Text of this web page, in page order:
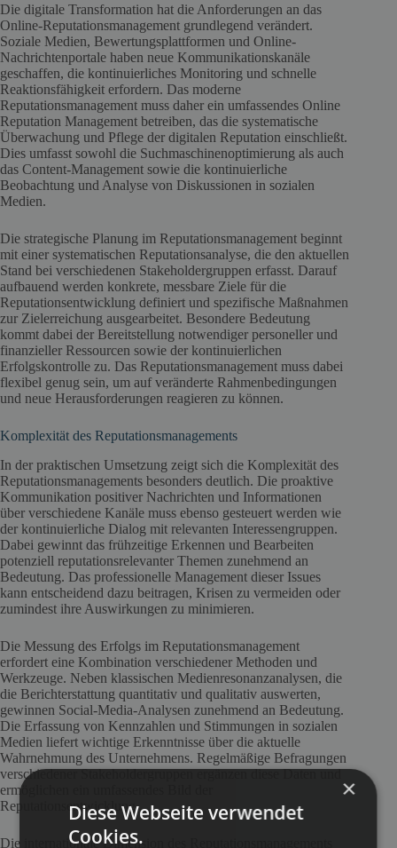
Die digitale Transformation hat die Anforderungen an das
Online-Reputationsmanagement grundlegend verändert.
Soziale Medien, Bewertungsplattformen und Online-
Nachrichtenportale haben neue Kommunikationskanäle
geschaffen, die kontinuierliches Monitoring und schnelle
Reaktionsfähigkeit erfordern. Das moderne
Reputationsmanagement muss daher ein umfassendes Online
Reputation Management betreiben, das die systematische
Überwachung und Pflege der digitalen Reputation einschließt.
Dies umfasst sowohl die Suchmaschinenoptimierung als auch
das Content-Management sowie die kontinuierliche
Beobachtung und Analyse von Diskussionen in sozialen
Medien.
Die strategische Planung im Reputationsmanagement beginnt
mit einer systematischen Reputationsanalyse, die den aktuellen
Stand bei verschiedenen Stakeholdergruppen erfasst. Darauf
aufbauend werden konkrete, messbare Ziele für die
Reputationsentwicklung definiert und spezifische Maßnahmen
zur Zielerreichung ausgearbeitet. Besondere Bedeutung
kommt dabei der Bereitstellung notwendiger personeller und
finanzieller Ressourcen sowie der kontinuierlichen
Erfolgskontrolle zu. Das Reputationsmanagement muss dabei
flexibel genug sein, um auf veränderte Rahmenbedingungen
und neue Herausforderungen reagieren zu können.
Komplexität des Reputationsmanagements
In der praktischen Umsetzung zeigt sich die Komplexität des
Reputationsmanagements besonders deutlich. Die proaktive
Kommunikation positiver Nachrichten und Informationen
über verschiedene Kanäle muss ebenso gesteuert werden wie
der kontinuierliche Dialog mit relevanten Interessengruppen.
Dabei gewinnt das frühzeitige Erkennen und Bearbeiten
potenziell reputationsrelevanter Themen zunehmend an
Bedeutung. Das professionelle Management dieser Issues
kann entscheidend dazu beitragen, Krisen zu vermeiden oder
zumindest ihre Auswirkungen zu minimieren.
Die Messung des Erfolgs im Reputationsmanagement
erfordert eine Kombination verschiedener Methoden und
Werkzeuge. Neben klassischen Medienresonanzanalysen, die
die Berichterstattung quantitativ und qualitativ auswerten,
gewinnen Social-Media-Analysen zunehmend an Bedeutung.
Die Erfassung von Kennzahlen und Stimmungen in sozialen
Medien liefert wichtige Erkenntnisse über die aktuelle
Wahrnehmung des Unternehmens. Regelmäßige Befragungen
verschiedener Stakeholdergruppen ergänzen diese Daten und
ermöglichen ein umfassendes Bild der
Reputationsentwicklung.
Die internationale Dimension des Reputationsmanagements
×
Diese Webseite verwendet
Cookies.